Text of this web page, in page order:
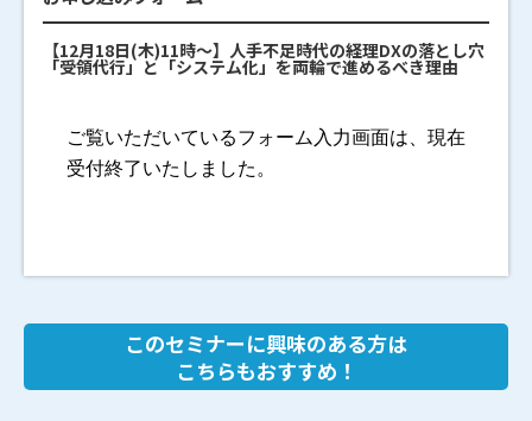
【12月18日(木)11時～】人手不足時代の経理DXの落とし穴
「受領代行」と「システム化」を両輪で進めるべき理由
このセミナーに興味のある方は
こちらもおすすめ！